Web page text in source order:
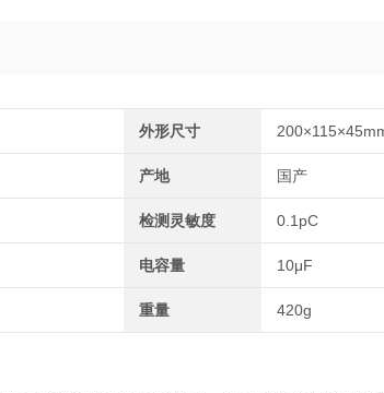
外形尺寸
产地 国产
检测灵敏度 0.1pC
电容量 10μF
重量 420g